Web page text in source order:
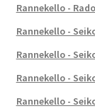
Rannekello -
Rannekello -
Rannekello -
Rannekello -
Rannekello -